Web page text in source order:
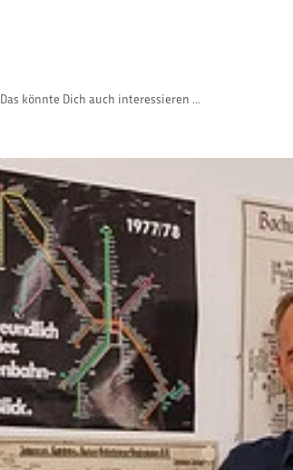
Das könnte Dich auch interessieren ...